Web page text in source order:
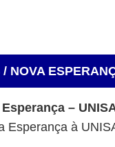
NOVA
–
Esperança à